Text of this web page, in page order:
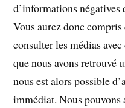
d’informations
Vous aurez donc compris
consulter les médias
que nous avons retrouvé
nous est alors possible
immédiat. Nous pouvons